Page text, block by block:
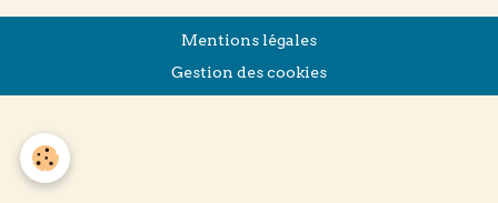
Mentions légales
Gestion des cookies